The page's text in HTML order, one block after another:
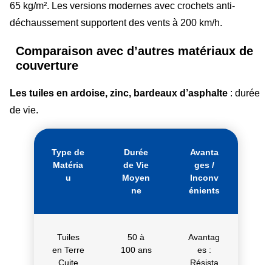
65 kg/m². Les versions modernes avec crochets anti-
déchaussement supportent des vents à 200 km/h.
Comparaison avec d’autres matériaux de
couverture
Les tuiles en ardoise, zinc, bardeaux d’asphalte : durée
de vie.
Type de
Matéria
u
Durée
de Vie
Moyen
ne
Avanta
ges /
Inconv
énients
Tuiles
en Terre
Cuite
50 à
100 ans
Avantag
es :
Résista